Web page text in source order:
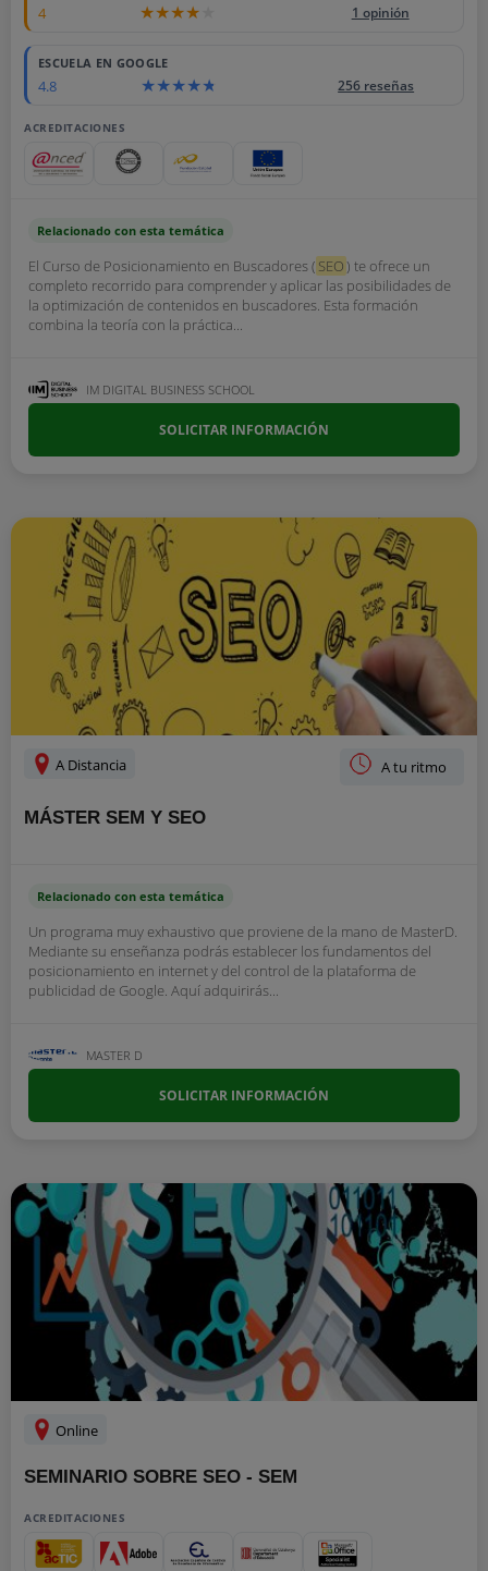
4 1 opinión
ESCUELA EN GOOGLE
4.8 256 reseñas
ACREDITACIONES
Relacionado con esta temática
El Curso de Posicionamiento en Buscadores ( SEO ) te ofrece un
completo recorrido para comprender y aplicar las posibilidades de
la optimización de contenidos en buscadores. Esta formación
combina la teoría con la práctica...
IM DIGITAL BUSINESS SCHOOL
SOLICITAR INFORMACIÓN
A Distancia A tu ritmo
MÁSTER SEM Y SEO
Relacionado con esta temática
Un programa muy exhaustivo que proviene de la mano de MasterD.
Mediante su enseñanza podrás establecer los fundamentos del
posicionamiento en internet y del control de la plataforma de
publicidad de Google. Aquí adquirirás...
MASTER D
SOLICITAR INFORMACIÓN
Online
SEMINARIO SOBRE SEO - SEM
ACREDITACIONES